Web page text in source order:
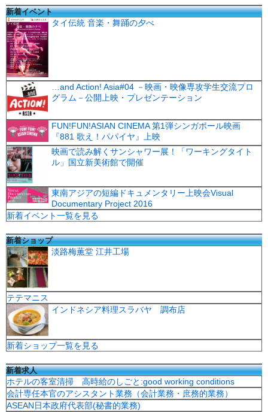
新着イベント
タイ伝統 音楽・舞踊の夕べ
…and Action! Asia#04 －映画・映像専攻学生交流プロ
グラム－公開上映・プレゼンテーション
FUN!FUN!ASIAN CINEMA 第1弾シンガポール映画
『881 歌え！パパイヤ』上映
映画で読み解くサンシャワー展！「ワーキングタイト
ル」国立新美術館で開催
東南アジアの短編ドキュメンタリー上映会Visual
Documentary Project 2016
新着イベント一覧を見る
新着ショップ
淡路梅薫堂 江井工場
テテマニス
インドネシア料理スラバヤ 調布店
新着ショップ一覧を見る
新着求人
ホテルの客室清掃 高時給のしごと:good working conditions
会計専任本官のアシスタント業務（会計業務・庶務的業務）
ASEAN日本政府代表部(秘書的業務)